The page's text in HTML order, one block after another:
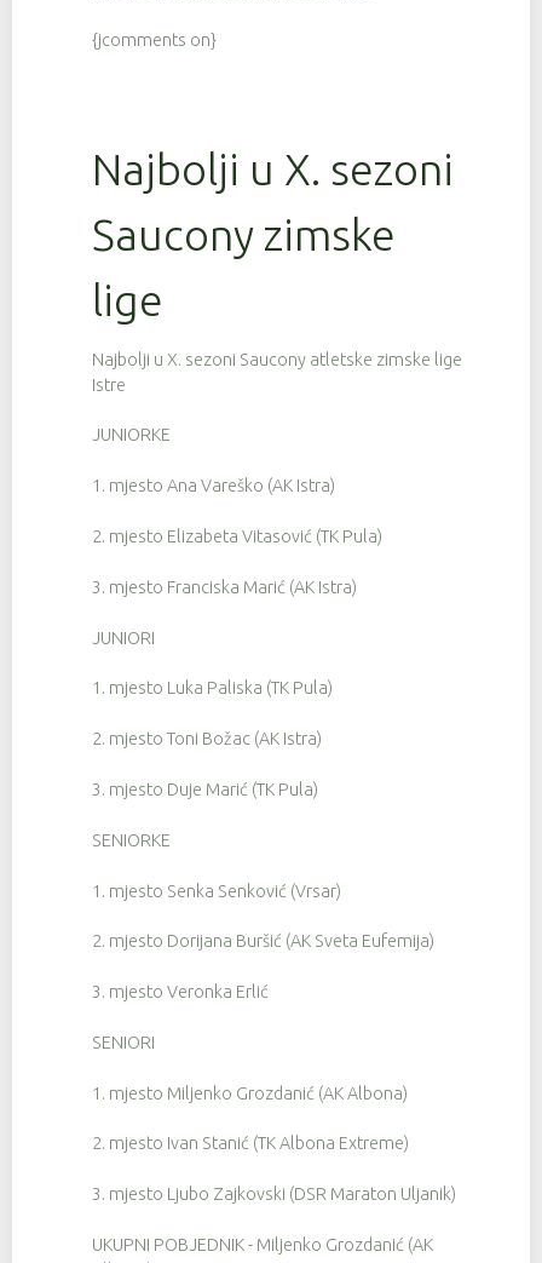
{jcomments on}
Najbolji u X. sezoni
Saucony zimske
lige
Najbolji u X. sezoni Saucony atletske zimske lige
Istre
JUNIORKE
1. mjesto Ana Vareško (AK Istra)
2. mjesto Elizabeta Vitasović (TK Pula)
3. mjesto Franciska Marić (AK Istra)
JUNIORI
1. mjesto Luka Paliska (TK Pula)
2. mjesto Toni Božac (AK Istra)
3. mjesto Duje Marić (TK Pula)
SENIORKE
1. mjesto Senka Senković (Vrsar)
2. mjesto Dorijana Buršić (AK Sveta Eufemija)
3. mjesto Veronka Erlić
SENIORI
1. mjesto Miljenko Grozdanić (AK Albona)
2. mjesto Ivan Stanić (TK Albona Extreme)
3. mjesto Ljubo Zajkovski (DSR Maraton Uljanik)
UKUPNI POBJEDNIK - Miljenko Grozdanić (AK